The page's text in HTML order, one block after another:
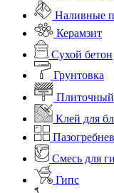
Наливные
Керамзит
Сухой бетон
Грунтовка
Плиточный
Клей для
Смесь для
Гипс